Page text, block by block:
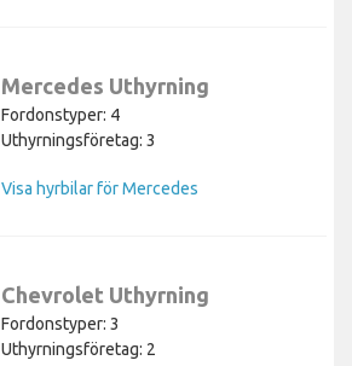
Mercedes Uthyrning
Fordonstyper: 4
Uthyrningsföretag: 3
Visa hyrbilar för Mercedes
Chevrolet Uthyrning
Fordonstyper: 3
Uthyrningsföretag: 2